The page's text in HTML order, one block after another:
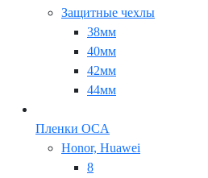
Защитные чехлы
38мм
40мм
42мм
44мм
Пленки OCA
Honor, Huawei
8